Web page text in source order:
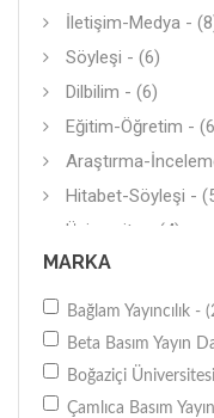
İletişim-Medya -
Söyleşi - (6)
Dilbilim - (6)
Eğitim-Öğretim -
Araştırma-
Hitabet-Söyleşi -
Üniversite - (4)
Araştırma-
Araştırma-
Kuramsal Kitaplar -
İnceleme - (3)
Okul Öncesi
MARKA
Bağlam Yayıncılık -
Beta Basım Yayın
Boğaziçi
Çamlıca Basım